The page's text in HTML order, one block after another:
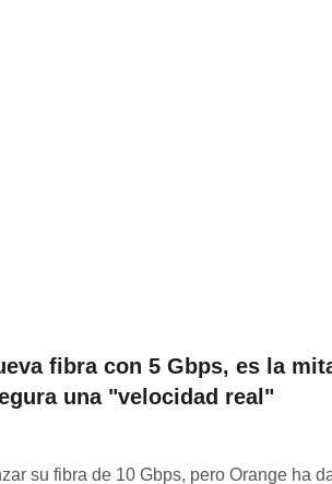
fibra con 5 Gbps, es la
una "velocidad real"
su fibra de 10 Gbps, pero Orange ha